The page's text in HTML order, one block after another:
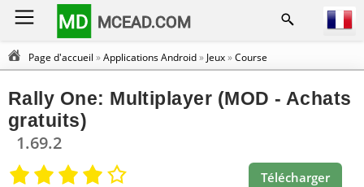
MD MCEAD.COM
Page d'accueil »Applications Android» Jeux»Course
Rally One: Multiplayer (MOD - Achats
gratuits)
1.69.2
Télécharger